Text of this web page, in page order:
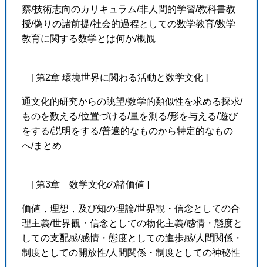
察/技術志向のカリキュラム/非人間的学習/教科書教
授/偽りの諸前提/社会的過程としての数学教育/数学
教育に関する数学とは何か/概観
[ 第2章 環境世界に関わる活動と数学文化 ]
通文化的研究からの眺望/数学的類似性を求める探求/
ものを数える/位置づける/量を測る/形を与える/遊び
をする/説明をする/普遍的なものから特定的なもの
へ/まとめ
[ 第3章 数学文化の諸価値 ]
価値，理想，及び知の理論/世界観・信念としての合
理主義/世界観・信念としての物化主義/感情・態度と
しての支配感/感情・態度としての進歩感/人間関係・
制度としての開放性/人間関係・制度としての神秘性